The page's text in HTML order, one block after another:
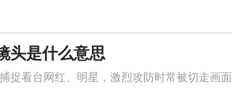
头是什么意思
看台网红、明星，激烈攻防时常被切走画面